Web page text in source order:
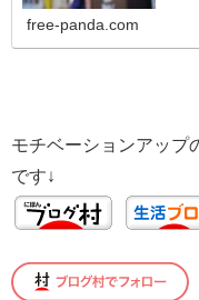
free-panda.com
モチベーションアップ
です↓